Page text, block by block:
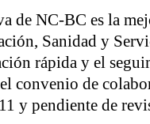
de NC-BC es la
Sanidad y
rápida y el
convenio de
y pendiente de